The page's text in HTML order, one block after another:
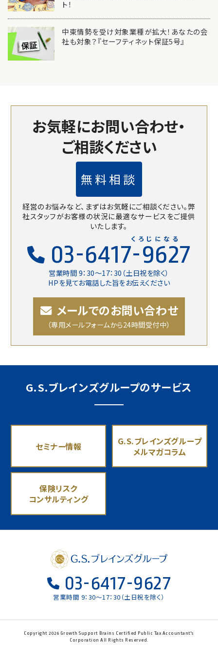
ト！
中東情勢を受け対象業種が拡大！あなたの会
社も対象？『セーフティネット保証5号』
お気軽にお問い合わせ・
ご相談ください
無料相談
経営のお悩みなど、まずはお気軽にご相談ください。弊
社スタッフがお客様の状況に最適なサービスをご提供
いたします。
03-6417-9627
営業時間 9：30〜17：30（土日祝を除く）
HPを見てお電話した旨をお伝えください
くろじになる
メールでのお問い合わせ
（専用メールフォームから24時間受付中）
G.S.ブレインズグループのサービス
セミナー情報
G.S.ブレインズグループ
メルマガコラム
保険リスク
コンサルティング
03-6417-9627
営業時間 9：30〜17：30（土日祝を除く）
Copyright 2026 Growth Support Brains Certified Public Tax Accountant's
Corporation All Rights Reserved.